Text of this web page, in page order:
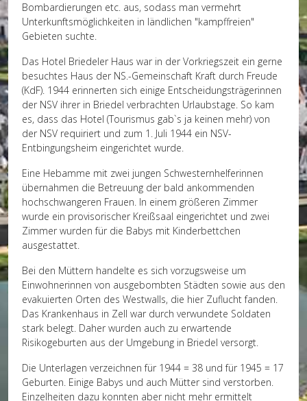
Bombardierungen etc. aus, sodass man vermehrt
Unterkunftsmöglichkeiten in ländlichen "kampffreien"
Gebieten suchte.
Das Hotel Briedeler Haus war in der Vorkriegszeit ein gerne
besuchtes Haus der NS.-Gemeinschaft Kraft durch Freude
(KdF). 1944 erinnerten sich einige Entscheidungsträgerinnen
der NSV ihrer in Briedel verbrachten Urlaubstage. So kam
es, dass das Hotel (Tourismus gab`s ja keinen mehr) von
der NSV requiriert und zum 1. Juli 1944 ein NSV-
Entbingungsheim eingerichtet wurde.
Eine Hebamme mit zwei jungen Schwesternhelferinnen
übernahmen die Betreuung der bald ankommenden
hochschwangeren Frauen. In einem größeren Zimmer
wurde ein provisorischer Kreißsaal eingerichtet und zwei
Zimmer wurden für die Babys mit Kinderbettchen
ausgestattet.
Bei den Müttern handelte es sich vorzugsweise um
Einwohnerinnen von ausgebombten Städten sowie aus den
evakuierten Orten des Westwalls, die hier Zuflucht fanden.
Das Krankenhaus in Zell war durch verwundete Soldaten
stark belegt. Daher wurden auch zu erwartende
Risikogeburten aus der Umgebung in Briedel versorgt.
Die Unterlagen verzeichnen für 1944 = 38 und für 1945 = 17
Geburten. Einige Babys und auch Mütter sind verstorben.
Einzelheiten dazu konnten aber nicht mehr ermittelt